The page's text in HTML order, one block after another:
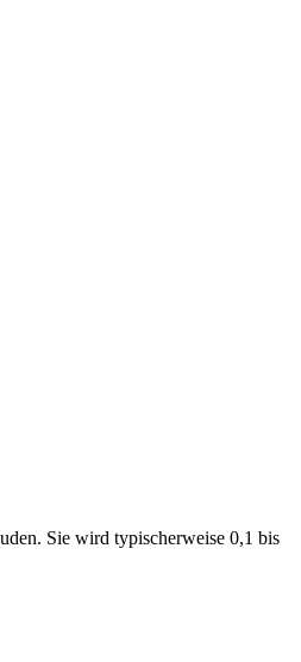
Sie wird typischerweise 0,1 bis